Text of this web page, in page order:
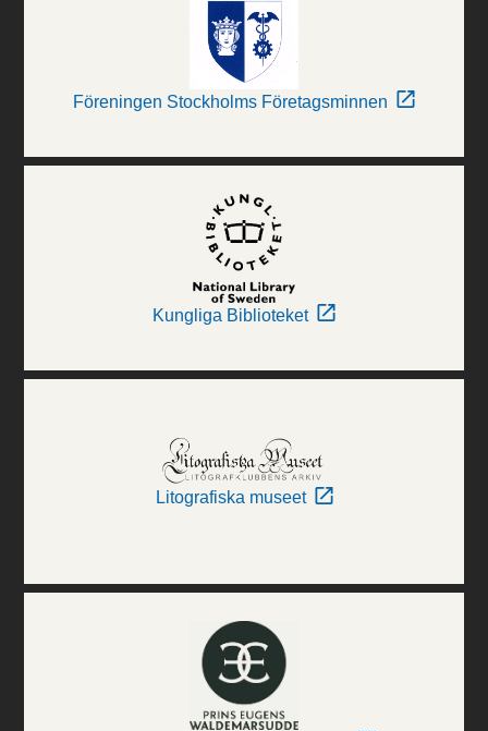
Föreningen Stockholms Företagsminnen
Kungliga Biblioteket
Litografiska museet